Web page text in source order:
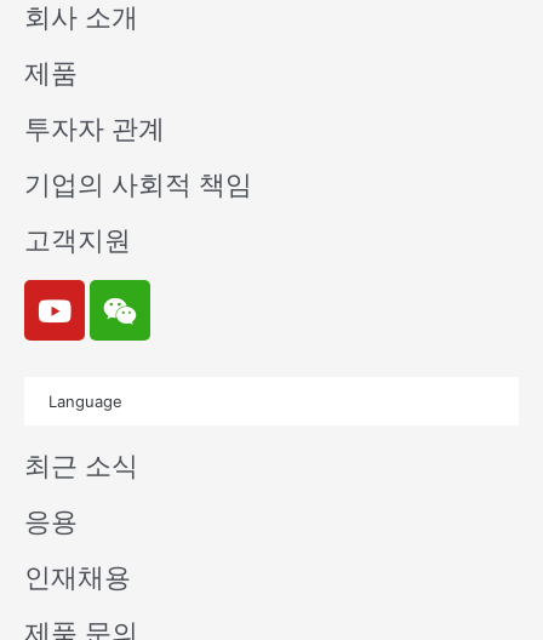
회사 소개
제품
투자자 관계
기업의 사회적 책임
고객지원
Y
o
u
e
W
e
i
n
Language
최근 소식
응용
인재채용
제품 문의